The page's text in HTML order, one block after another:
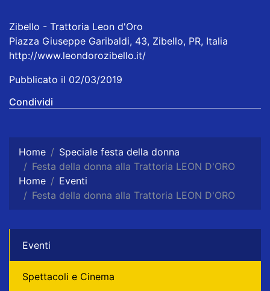
Zibello - Trattoria Leon d'Oro
Piazza Giuseppe Garibaldi, 43, Zibello, PR, Italia
http://www.leondorozibello.it/
Pubblicato il 02/03/2019
Condividi
Home
Speciale festa della donna
Festa della donna alla Trattoria LEON D'ORO
Home
Eventi
Festa della donna alla Trattoria LEON D'ORO
Eventi
Spettacoli e Cinema